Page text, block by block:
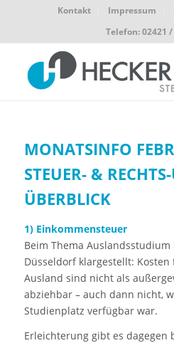
Kontakt Impressum
Telefon: 02421 /
MONATSINFO
STEUER- &
ÜBERBLICK
1) Einkommensteuer
Beim Thema
Düsseldorf klargestellt:
Ausland sind nicht als
abziehbar – auch dann nicht,
Studienplatz verfügbar war.
Erleichterung gibt es dagegen